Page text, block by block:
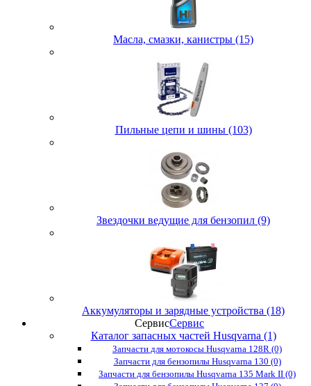
Масла, смазки, канистры (15)
Пильные цепи и шины (103)
Звездочки ведущие для бензопил (9)
Аккумуляторы и зарядные устройства (18)
СервисСервис
Каталог запасных частей Husqvarna (1)
Запчасти для мотокосы Husqvarna 128R (0)
Запчасти для бензопилы Husqvarna 130 (0)
Запчасти для бензопилы Husqvarna 135 Mark II (0)